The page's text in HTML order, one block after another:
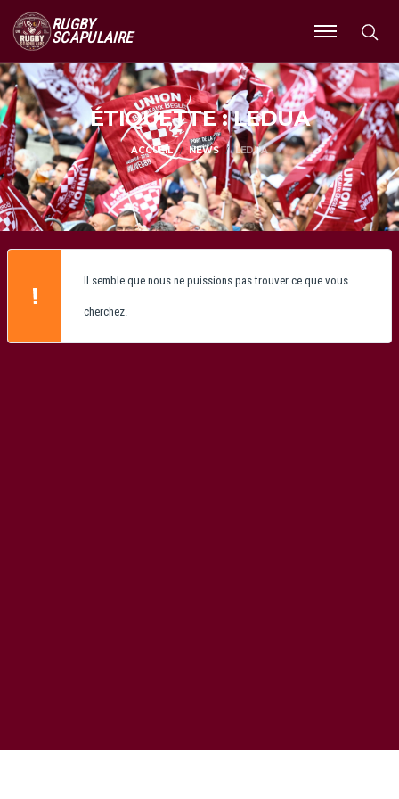
RUGBY
SCAPULAIRE
Ouvrir
le
menu
ÉTIQUETTE : LEDUA
ACCUEIL NEWS LEDUA
Il semble que nous ne puissions pas trouver ce que vous
cherchez.